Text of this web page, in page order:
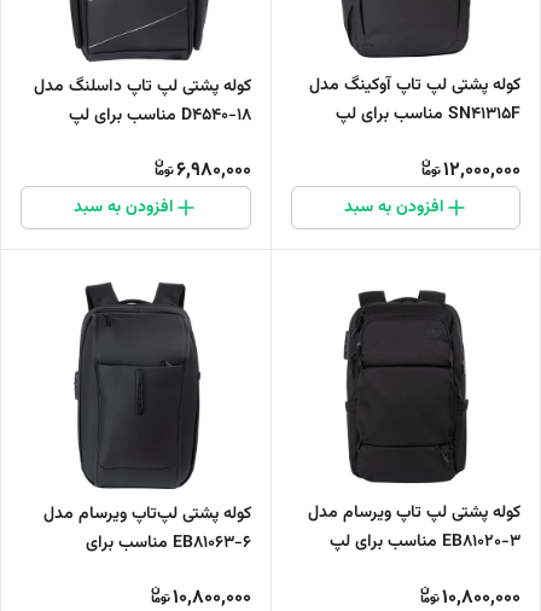
کوله پشتی لپ تاپ آوکینگ مدل
SN41315F مناسب برای لپ
12,000,000
افزودن به سبد
کوله پشتی لپ تاپ داسلنگ مدل
D4540-18 مناسب برای لپ
6,980,000
افزودن به سبد
کوله پشتی لپ تاپ ویرسام مدل
EB81020-3 مناسب برای لپ
10,800,000
کوله پشتی لپ‌تاپ ویرسام مدل
EB81063-6 مناسب برای
10,800,000